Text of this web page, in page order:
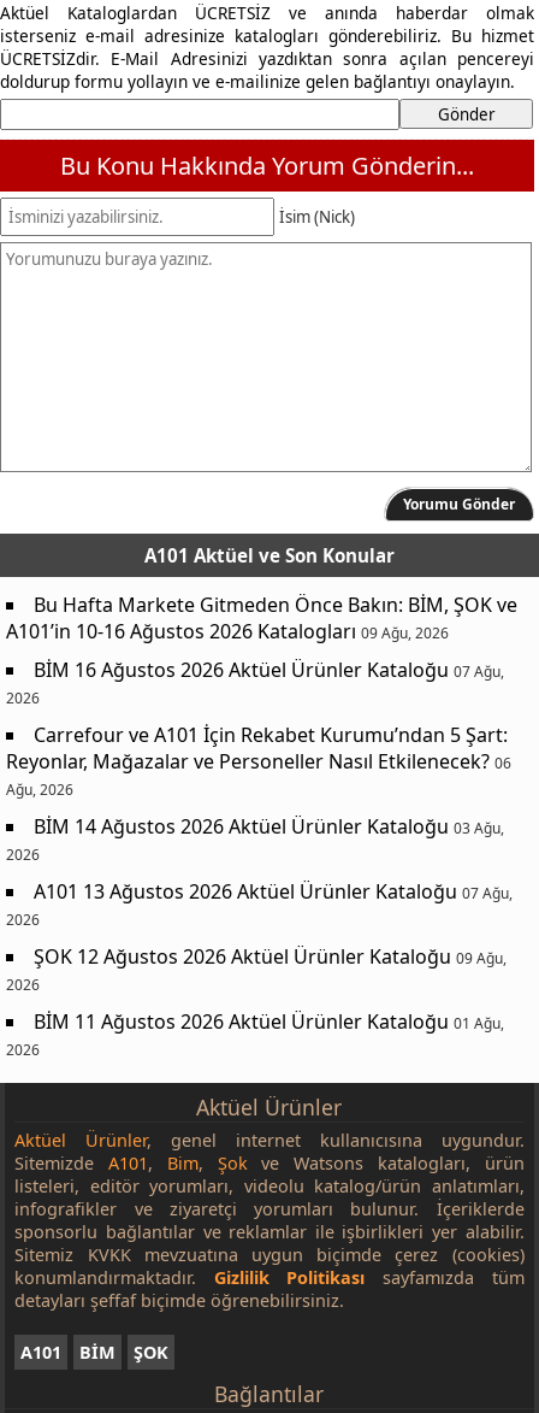
Aktüel Kataloglardan ÜCRETSİZ ve anında haberdar olmak
isterseniz e-mail adresinize katalogları gönderebiliriz. Bu hizmet
ÜCRETSİZdir. E-Mail Adresinizi yazdıktan sonra açılan pencereyi
doldurup formu yollayın ve e-mailinize gelen bağlantıyı onaylayın.
Bu Konu Hakkında Yorum Gönderin...
İsim (Nick)
Yorumu Gönder
A101 Aktüel ve Son Konular
Bu Hafta Markete Gitmeden Önce Bakın: BİM, ŞOK ve
A101’in 10-16 Ağustos 2026 Katalogları 09 Ağu, 2026
BİM 16 Ağustos 2026 Aktüel Ürünler Kataloğu 07 Ağu,
2026
Carrefour ve A101 İçin Rekabet Kurumu’ndan 5 Şart:
Reyonlar, Mağazalar ve Personeller Nasıl Etkilenecek? 06
Ağu, 2026
BİM 14 Ağustos 2026 Aktüel Ürünler Kataloğu 03 Ağu,
2026
A101 13 Ağustos 2026 Aktüel Ürünler Kataloğu 07 Ağu,
2026
ŞOK 12 Ağustos 2026 Aktüel Ürünler Kataloğu 09 Ağu,
2026
BİM 11 Ağustos 2026 Aktüel Ürünler Kataloğu 01 Ağu,
2026
Aktüel Ürünler
Aktüel Ürünler, genel internet kullanıcısına uygundur.
SitemizdeA101, Bim, Şokve Watsons katalogları, ürün
listeleri, editör yorumları, videolu katalog/ürün anlatımları,
infografikler ve ziyaretçi yorumları bulunur. İçeriklerde
sponsorlu bağlantılar ve reklamlar ile işbirlikleri yer alabilir.
Sitemiz KVKK mevzuatına uygun biçimde çerez (cookies)
konumlandırmaktadır. Gizlilik Politikası sayfamızda tüm
detayları şeffaf biçimde öğrenebilirsiniz.
A101 BİM ŞOK
Bağlantılar